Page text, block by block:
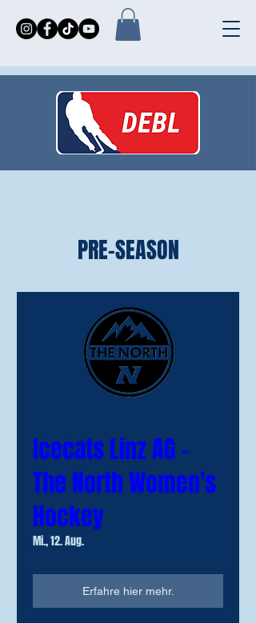
PRE-SEASON
Icecats Linz AG -
The North Women's
Hockey
Mi., 12. Aug.
Erfahre hier mehr.